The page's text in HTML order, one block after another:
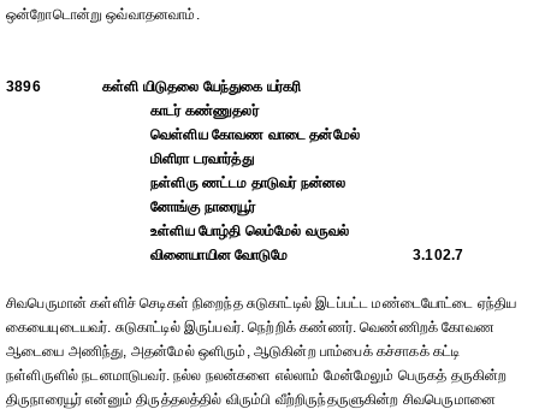
ஒன்றோடொன்று ஒவ்வாதனவாம்.
3896
கள்ளி யிடுதலை யேந்துகை யர்கரி
காடர் கண்ணுதலர்
வெள்ளிய கோவண வாடை தன்மேல்
மிளிரா டரவார்த்து
நள்ளிரு ணட்டம தாடுவர் நன்னல
னோங்கு நாரையூர்
உள்ளிய போழ்தி லெம்மேல் வருவல்
வினையாயின வோடுமே
3.102.7
சிவபெருமான் கள்ளிச் செடிகள் நிறைந்த சுடுகாட்டில் இடப்பட்ட மண்டையோட்டை ஏந்திய
கையையுடையவர். சுடுகாட்டில் இருப்பவர். நெற்றிக் கண்ணர். வெண்ணிறக் கோவண
ஆடையை அணிந்து, அதன்மேல் ஒளிரும், ஆடுகின்ற பாம்பைக் கச்சாகக் கட்டி
நள்ளிருளில் நடனமாடுபவர். நல்ல நலன்களை எல்லாம் மேன்மேலும் பெருகத் தருகின்ற
திருநாரையூர் என்னும் திருத்தலத்தில் விரும்பி வீற்றிருந்தருளுகின்ற சிவபெருமானை